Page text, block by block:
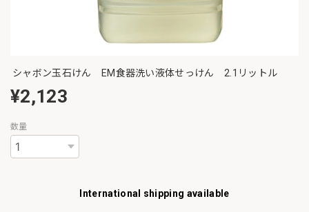
シャボン玉石けん EM食器洗い液体せっけん 2.1リットル
¥2,123
数量
International shipping available